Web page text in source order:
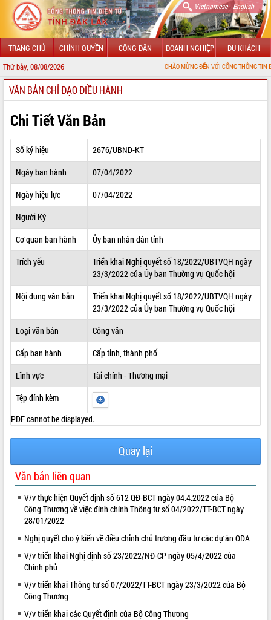
Vietnamese| English
TRANG CHỦ CHÍNH QUYỀN CÔNG DÂN DOANH NGHIỆP DU KHÁCH
Thứ bảy, 08/08/2026 CHÀO MỪNG ĐẾN VỚI CỔNG THÔNG TIN ĐIỆN TỬ
GIỚI THIỆU
LÃNH ĐẠO UBND TỈNH
TIN TỨC SỰ KIỆN
SỞ, BAN, NGÀNH
THÔNG TIN CHỈ ĐẠO ĐIỀU HÀNH
HỆ THỐNG VĂN BẢN
VĂN BẢN HĐND TỈNH
ĐIỂM TIN VĂN BẢN
VIDEO
Loading the player...
Khám bệnh, cấp phát thuốc miễn phí
và tặng quà người dân xã Cư Pui
VĂN BẢN CHỈ ĐẠO ĐIỀU HÀNH
Chi Tiết Văn Bản
Số ký hiệu
2676/UBND-KT
Ngày ban hành
07/04/2022
Ngày hiệu lực
07/04/2022
Người Ký
Cơ quan ban hành
Ủy ban nhân dân tỉnh
Trích yếu
Triển khai Nghị quyết số 18/2022/UBTVQH ngày
23/3/2022 của Ủy ban Thường vụ Quốc hội
Nội dung văn bản
Triển khai Nghị quyết số 18/2022/UBTVQH ngày
23/3/2022 của Ủy ban Thường vụ Quốc hội
Loại văn bản
Công văn
Cấp ban hành
Cấp tỉnh, thành phố
Lĩnh vực
Tài chính - Thương mại
Tệp đính kèm
PDF cannot be displayed.
Quay lại
Văn bản liên quan
V/v thực hiện Quyết định số 612 QĐ-BCT ngày 04.4.2022 của Bộ
Công Thương về việc đính chính Thông tư số 04/2022/TT-BCT ngày
28/01/2022
Nghị quyết cho ý kiến về điều chỉnh chủ trương đầu tư các dự án ODA
V/v triển khai Nghị định số 23/2022/NĐ-CP ngày 05/4/2022 của
Chính phủ
V/v triển khai Thông tư số 07/2022/TT-BCT ngày 23/3/2022 của Bộ
Công Thương
V/v triển khai các Quyết định của Bộ Công Thương